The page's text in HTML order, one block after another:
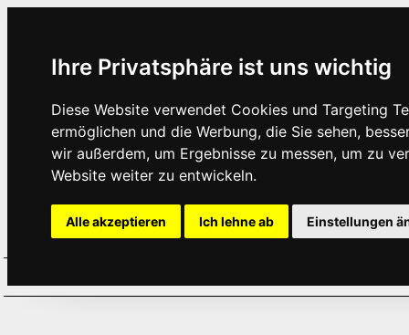
Ihre Privatsphäre ist uns wichtig
Diese Website verwendet Cookies und Targeting
ermöglichen und die Werbung, die Sie sehen,
wir außerdem, um Ergebnisse zu messen, um zu
Website weiter zu entwickeln.
Alle akzeptieren Ich lehne ab Einstellungen